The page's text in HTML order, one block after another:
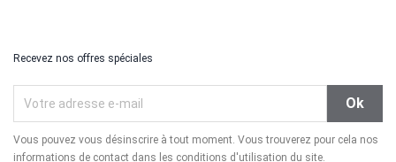
Recevez nos offres spéciales
Vous pouvez vous désinscrire à tout moment. Vous trouverez pour cela nos
informations de contact dans les conditions d'utilisation du site.